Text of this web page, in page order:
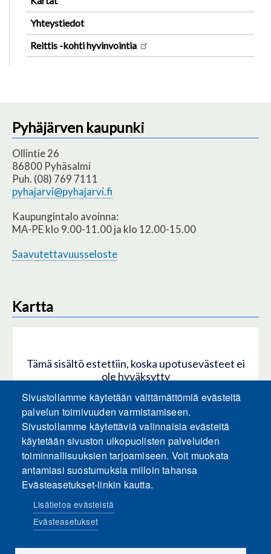
Yhteystiedot
Reittis -kohti hyvinvointia
Pyhäjärven kaupunki
Ollintie 26
86800 Pyhäsalmi
Puh. (08) 769 7111
pyhajarvi@pyhajarvi.fi
Kaupungintalo avoinna:
MA-PE klo 9.00-11.00 ja klo 12.00-15.00
Saavutettavuusseloste
Kartta
Tämä sisältö estettiin, koska upotusevästeet ei
ole hyväksytty
HYVÄKSY KAIKKI EVÄSTEET
Hyväksy vain upotusevästeet
Sosiaalinen media
Sivustollamme käytetään välttämättömiä evästeitä
palvelun toimivuuden varmistamiseen.
Sivustollamme käytettäviä valinnaisia evästeitä
käytetään sivuston ulkopuolisten palveluiden
toiminnallisuuksien tarjoamiseen. Voit muokata
antamiasi suostumuksia milloin tahansa
Evästeasetukset-linkin kautta.
Lisätietoa evästeistä
Evästeasetukset